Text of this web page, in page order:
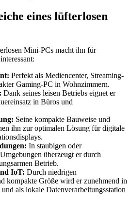
eines lüfterlosen
Mini-PCs macht ihn für
Perfekt als Mediencenter, Streaming-
Gaming-PC in Wohnzimmern.
Dank seines leisen Betriebs eignet er
in Büros und
Seine kompakte Bauweise und
ihn zur optimalen Lösung für digitale
In staubigen oder
überzeugt er durch
Betrieb.
IoT: Durch niedrigen
kompakte Größe wird er zunehmend in
als lokale Datenverarbeitungsstation